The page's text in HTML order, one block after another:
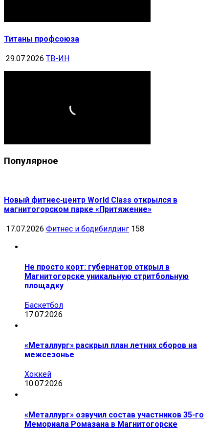
Титаны профсоюза
29.07.2026 ТВ-ИН
Популярное
Новый фитнес‑центр World Class открылся в
магнитогорском парке «Притяжение»
17.07.2026 Фитнес и бодибилдинг 158
Не просто корт: губернатор открыл в
Магнитогорске уникальную стритбольную
площадку
Баскетбол
17.07.2026
«Металлург» раскрыл план летних сборов на
межсезонье
Хоккей
10.07.2026
«Металлург» озвучил состав участников 35-го
Мемориала Ромазана в Магнитогорске